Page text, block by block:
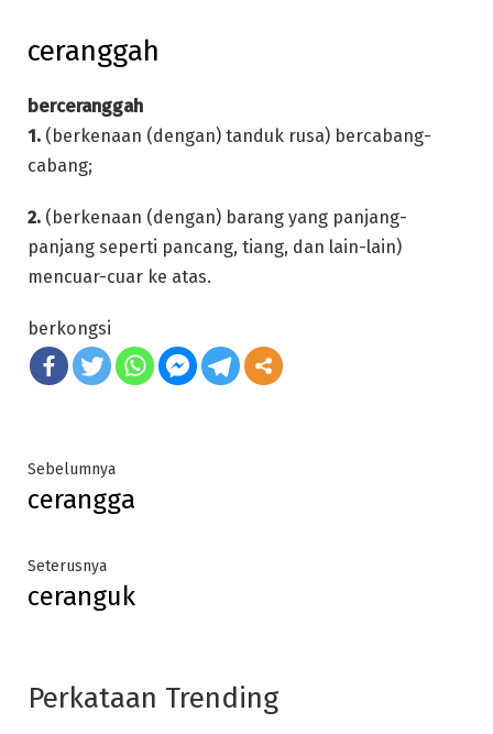
ceranggah
berceranggah
1. (berkenaan (dengan) tanduk rusa) bercabang-
cabang;
2. (berkenaan (dengan) barang yang panjang-
panjang seperti pancang, tiang, dan lain-lain)
mencuar-cuar ke atas.
berkongsi
Post
navigation
SebelumnyaPrevious
post:
cerangga
SeterusnyaNext
post:
ceranguk
Perkataan Trending